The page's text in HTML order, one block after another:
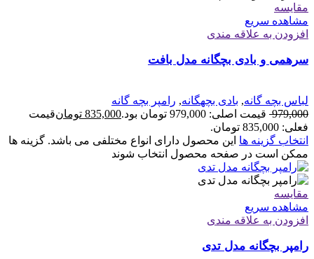
مقایسه
مشاهده سریع
افزودن به علاقه مندی
سرهمی و بادی بچگانه مدل بافت
لباس بچه گانه, بادی بچهگانه, رامپر بچه گانه
979,000 قیمت اصلی: 979,000 تومان بود. 835,000 تومانقیمت
فعلی: 835,000 تومان.
انتخاب گزینه ها این محصول دارای انواع مختلفی می باشد. گزینه ها
ممکن است در صفحه محصول انتخاب شوند
مقایسه
مشاهده سریع
افزودن به علاقه مندی
رامپر بچگانه مدل تدی